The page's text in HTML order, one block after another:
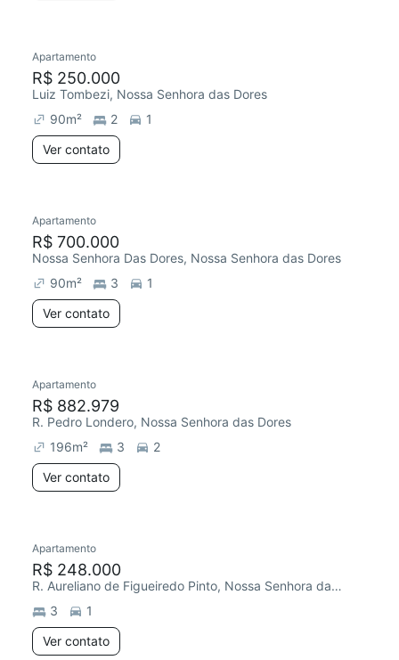
Apartamento
R$ 250.000
Luiz Tombezi, Nossa Senhora das Dores
90m² 2
1
Ver contato
Apartamento
R$ 700.000
Nossa Senhora Das Dores, Nossa Senhora das Dores
90m² 3
1
Ver contato
Apartamento
R$ 882.979
R. Pedro Londero, Nossa Senhora das Dores
196m² 3
2
Ver contato
Apartamento
R$ 248.000
R. Aureliano de Figueiredo Pinto, Nossa Senhora das Dores
3
1
Ver contato